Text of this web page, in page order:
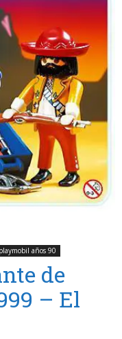
playmobil años 90
de
– El